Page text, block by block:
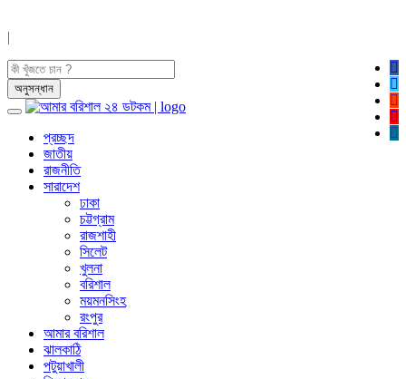
|
প্রচ্ছদ
জাতীয়
রাজনীতি
সারাদেশ
ঢাকা
চট্টগ্রাম
রাজশাহী
সিলেট
খুলনা
বরিশাল
ময়মনসিংহ
রংপুর
আমার বরিশাল
ঝালকাঠি
পটুয়াখালী